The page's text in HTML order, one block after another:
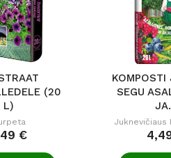
(20
L)
€
KOMPOSTI
SEGU
Juknevičiaus